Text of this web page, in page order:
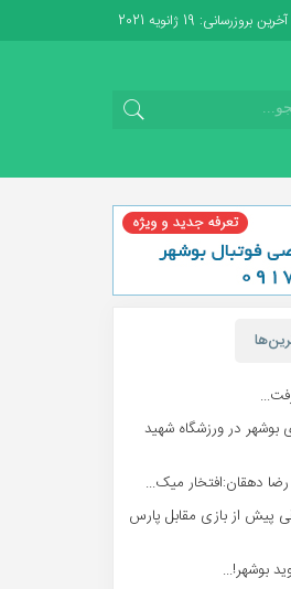
آخرین بروزرسانی: 19 ژانویه 2021
بوشهر در ورزشگاه شهید
رضا دهقان:افتخار میک...
پیش از بازی مقابل پارس
بوشهر!...